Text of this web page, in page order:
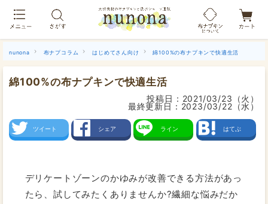
nunona 布ナプコラム はじめてさん向け 綿100%の布ナプキンで快適生活
綿100%の布ナプキンで快適生活
投稿日： 2021/03/23（火）
最終更新日： 2023/03/22（水）
ツイート シェア ライン はてぶ
デリケートゾーンのかゆみが改善できる方法があっ
たら、試してみたくありませんか?繊細な悩みだか